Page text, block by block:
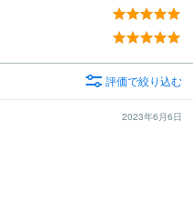
評価で絞り込む
2023年6月6日